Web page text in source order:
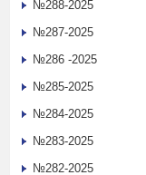
№288-2025
№287-2025
№286 -2025
№285-2025
№284-2025
№283-2025
№282-2025